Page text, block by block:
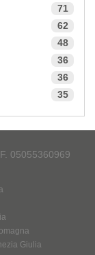
71
62
48
36
36
35
05055360969
Giulia